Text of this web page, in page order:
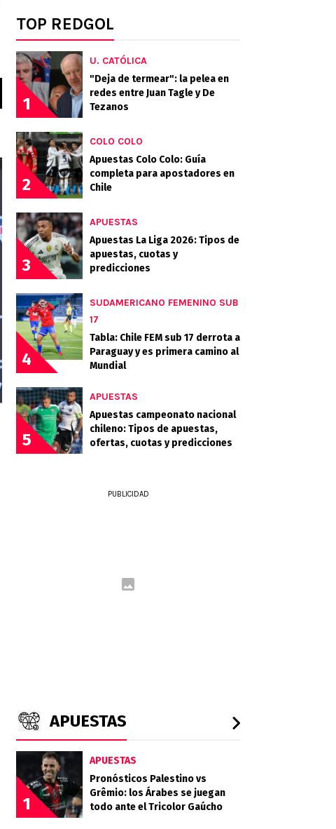
TOP REDGOL
1
U. CATÓLICA
"Deja de termear": la pelea en
redes entre Juan Tagle y De
Tezanos
2
COLO COLO
Apuestas Colo Colo: Guía
completa para apostadores en
Chile
3
APUESTAS
Apuestas La Liga 2026: Tipos de
apuestas, cuotas y
predicciones
4
SUDAMERICANO FEMENINO SUB
17
Tabla: Chile FEM sub 17 derrota a
Paraguay y es primera camino al
Mundial
5
APUESTAS
Apuestas campeonato nacional
chileno: Tipos de apuestas,
ofertas, cuotas y predicciones
PUBLICIDAD
APUESTAS
1
APUESTAS
Pronósticos Palestino vs
Grêmio: los Árabes se juegan
todo ante el Tricolor Gaúcho